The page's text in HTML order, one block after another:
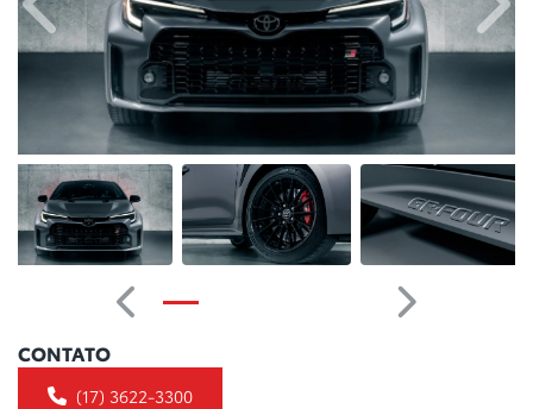
Anterior
Anterior
Próximo
CONTATO
(17) 3622-3300